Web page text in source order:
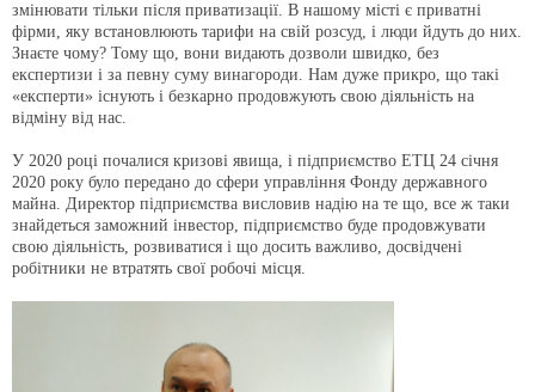
змінювати тільки після приватизації. В нашому місті є приватні
фірми, яку встановлюють тарифи на свій розсуд, і люди йдуть до них.
Знаєте чому? Тому що, вони видають дозволи швидко, без
експертизи і за певну суму винагороди. Нам дуже прикро, що такі
«експерти» існують і безкарно продовжують свою діяльність на
відміну від нас.
У 2020 році почалися кризові явища, і підприємство ЕТЦ 24 січня
2020 року було передано до сфери управління Фонду державного
майна. Директор підприємства висловив надію на те що, все ж таки
знайдеться заможний інвестор, підприємство буде продовжувати
свою діяльність, розвиватися і що досить важливо, досвідчені
робітники не втратять свої робочі місця.